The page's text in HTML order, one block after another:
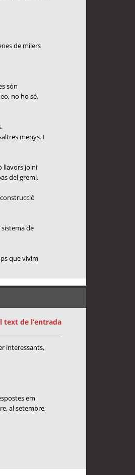
de milers
són
no ho sé,
menys. I
llavors jo ni
del gremi.
de
que vivim
text de l’entrada
interessants,
em
al setembre,